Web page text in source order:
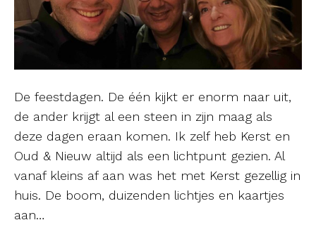
De feestdagen. De één kijkt er enorm naar uit,
de ander krijgt al een steen in zijn maag als
deze dagen eraan komen. Ik zelf heb Kerst en
Oud & Nieuw altijd als een lichtpunt gezien. Al
vanaf kleins af aan was het met Kerst gezellig in
huis. De boom, duizenden lichtjes en kaartjes
aan…